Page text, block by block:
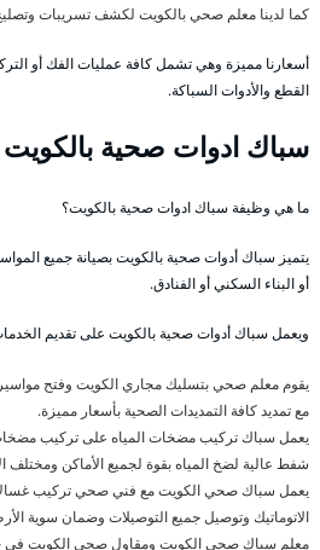
كما لدينا معلم صحي بالكويت لكشف تسريبات وتصليح
أسعارنا مميزة وهي تشمل كافة عمليات الفك أو
القطع والأدوات السباكة.
سباك ادوات صحية بالكويت
ما هي وظيفة سباك ادوات صحية بالكويت؟
يتميز سباك أدوات صحية بالكويت بصيانة جميع
أو البناء السكني أو الفنادق.
ويعمل سباك أدوات صحية بالكويت على تقديم الخدمات
يقوم معلم صحي بتسليك مجاري الكويت وفتح
مع تمديد كافة التمديدات الصحية بأسعار مميزة.
يعمل سباك تركيب مضخات المياه على تركيب
شفط عالية لضخ المياه بقوة لجميع الأماكن ومختلف
يعمل سباك صحي الكويت مع فني صحي تركيب
الاتوماتيك وتوصيل جميع التوصيلات وضمان سوية
معلم سباك صحي الكويت ومقاول صحي الكويت في